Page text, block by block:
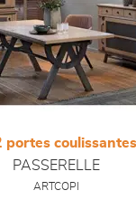
portes
PASSERELLE
ARTCOPI